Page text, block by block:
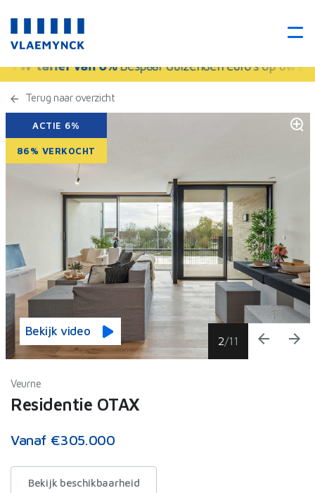
tarief van 6%Bespaar duizenden euro's op uw
Terug naar overzicht
ACTIE 6%
86% VERKOCHT
2/11 arrow_back arrow_forward
Bekijk video
Veurne
Residentie OTAX
Vanaf €305.000
Bekijk beschikbaarheid